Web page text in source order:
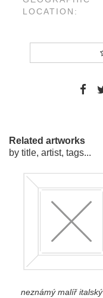
LOCATION:
Related artworks
by title, artist, tags...
neznámý malíř italský